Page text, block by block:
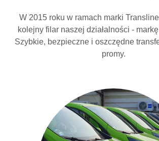
W 2015 roku w ramach marki
kolejny filar naszej działalności -
Szybkie, bezpieczne i oszczędne
promy.